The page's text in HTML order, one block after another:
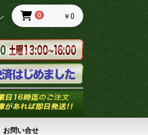
0 ￥0
お問い合せ